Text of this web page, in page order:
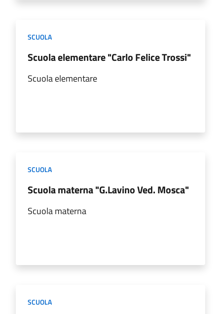
SCUOLA
Scuola elementare "Carlo Felice Trossi"
Scuola elementare
SCUOLA
Scuola materna "G.Lavino Ved. Mosca"
Scuola materna
SCUOLA